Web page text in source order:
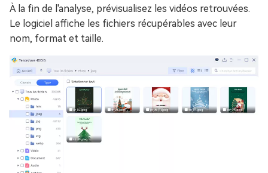
À la fin de l'analyse, prévisualisez les vidéos retrouvées.
Le logiciel affiche les fichiers récupérables avec leur
nom, format et taille.